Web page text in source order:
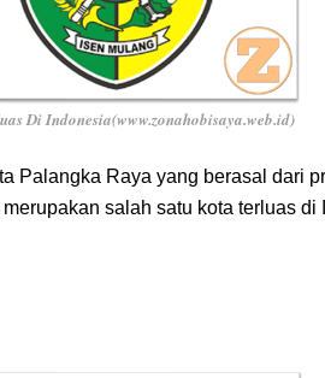
Di Indonesia(www.zonahobisaya.web.id)
Palangka Raya yang berasal dari
salah satu kota terluas di